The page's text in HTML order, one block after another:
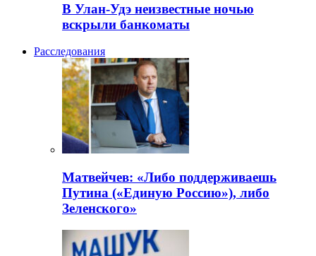
В Улан-Удэ неизвестные ночью
вскрыли банкоматы
Расследования
Матвейчев: «Либо поддерживаешь
Путина («Единую Россию»), либо
Зеленского»